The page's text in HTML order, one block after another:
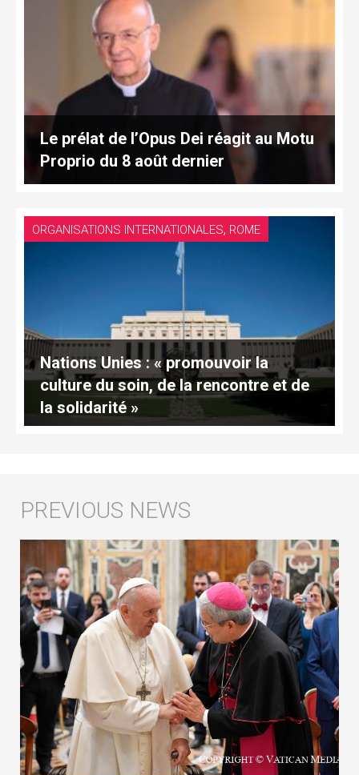
Le prélat de l’Opus Dei réagit au Motu
Proprio du 8 août dernier
ORGANISATIONS INTERNATIONALES, ROME
Nations Unies : « promouvoir la
culture du soin, de la rencontre et de
la solidarité »